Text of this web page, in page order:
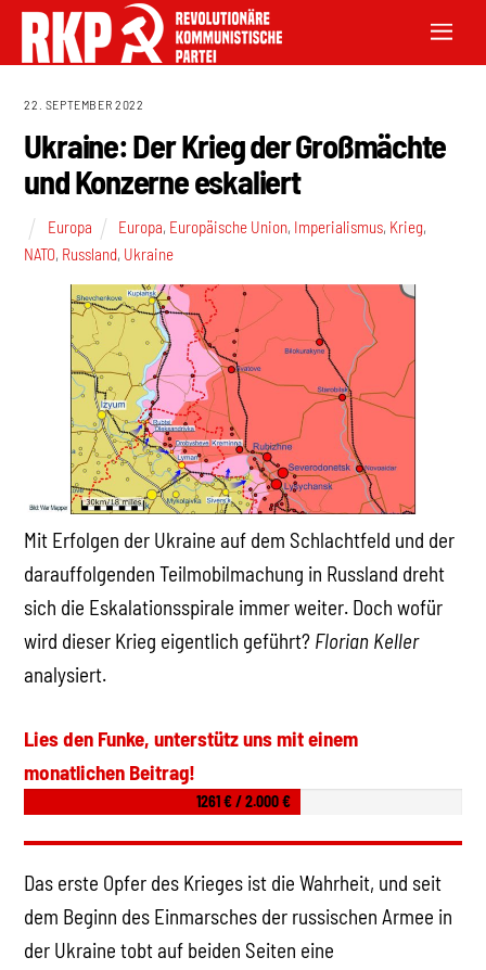
22. SEPTEMBER 2022
Ukraine: Der Krieg der Großmächte
und Konzerne eskaliert
Europa Europa, Europäische Union, Imperialismus, Krieg,
NATO, Russland, Ukraine
Mit Erfolgen der Ukraine auf dem Schlachtfeld und der
darauffolgenden Teilmobilmachung in Russland dreht
sich die Eskalationsspirale immer weiter. Doch wofür
wird dieser Krieg eigentlich geführt? Florian Keller
analysiert.
Lies den Funke, unterstütz uns mit einem
monatlichen Beitrag!
1261 € / 2.000 €
Das erste Opfer des Krieges ist die Wahrheit, und seit
dem Beginn des Einmarsches der russischen Armee in
der Ukraine tobt auf beiden Seiten eine